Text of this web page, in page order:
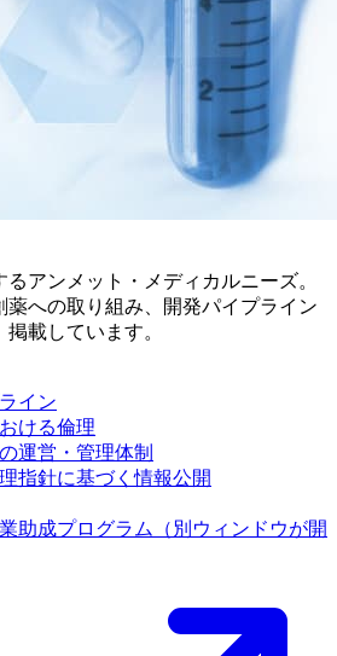
アンメット・メディカルニーズ。
薬への取り組み、開発パイプライン
載しています。
イン
ける倫理
運営・管理体制
指針に基づく情報公開
助成プログラム
（別ウィンドウが開